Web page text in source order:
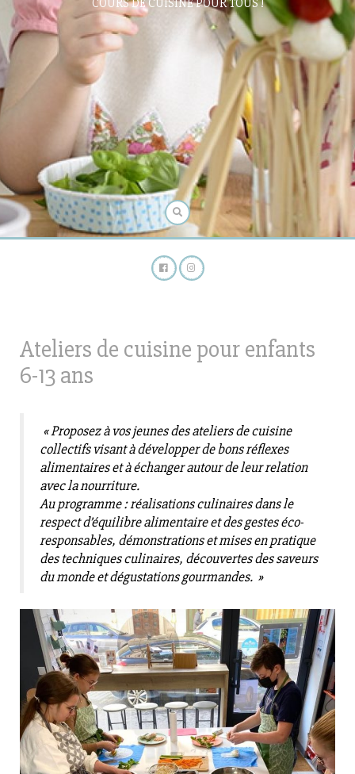
COURS DE CUISINE POUR TOUS !
Ateliers de cuisine pour enfants
6-13 ans
« Proposez à vos jeunes des ateliers de cuisine
collectifs visant à développer de bons réflexes
alimentaires et à échanger autour de leur relation
avec la nourriture.
Au programme : réalisations culinaires dans le
respect d’équilibre alimentaire et des gestes éco-
responsables, démonstrations et mises en pratique
des techniques culinaires, découvertes des saveurs
du monde etdégustations gourmandes. »